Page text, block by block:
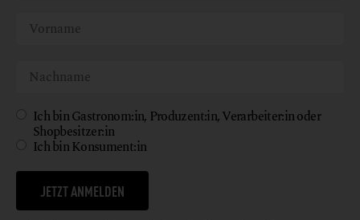
Ich bin Gastronom:in, Produzent:in, Verarbeiter:in oder
Shopbesitzer:in
Ich bin Konsument:in
JETZT ANMELDEN